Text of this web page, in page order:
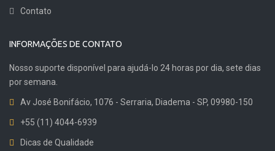
Contato
INFORMAÇÕES DE CONTATO
Nosso suporte disponível para ajudá-lo 24 horas por dia, sete dias
por semana.
Av José Bonifácio, 1076 - Serraria, Diadema - SP, 09980-150
+55 (11) 4044-6939
Dicas de Qualidade